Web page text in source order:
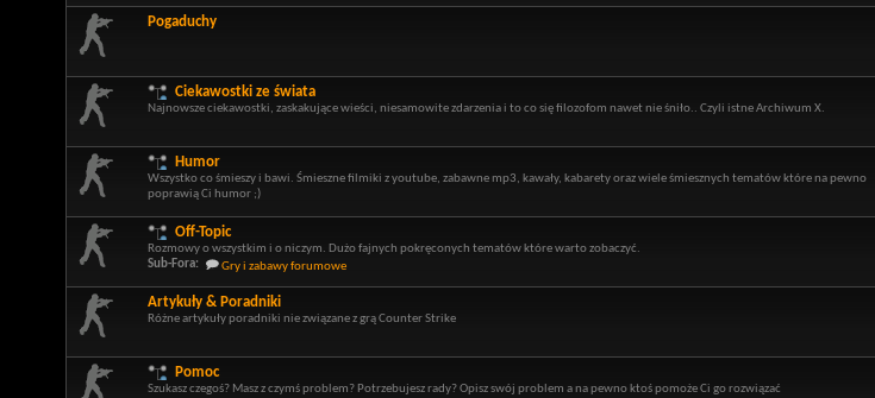
Pogaduchy
Ciekawostki ze świata
Najnowsze ciekawostki, zaskakujące wieści, niesamowite zdarzenia i to co się filozofom nawet nie śniło.. Czyli istne Archiwum X.
Humor
Wszystko co śmieszy i bawi. Śmieszne filmiki z youtube, zabawne mp3, kawały, kabarety oraz wiele śmiesznych tematów które na pewno
poprawią Ci humor ;)
Off-Topic
Rozmowy o wszystkim i o niczym. Dużo fajnych pokręconych tematów które warto zobaczyć.
Sub-Fora:
Gry i zabawy forumowe
Artykuły & Poradniki
Różne artykuły poradniki nie związane z grą Counter Strike
Pomoc
Szukasz czegoś? Masz z czymś problem? Potrzebujesz rady? Opisz swój problem a na pewno ktoś pomoże Ci go rozwiązać